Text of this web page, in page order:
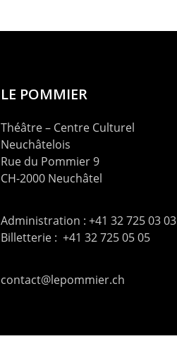
LE POMMIER
Théâtre – Centre Culturel
Neuchâtelois
Rue du Pommier 9
CH-2000 Neuchâtel
Administration : +41 32 725 03 03
Billetterie : +41 32 725 05 05
contact@lepommier.ch